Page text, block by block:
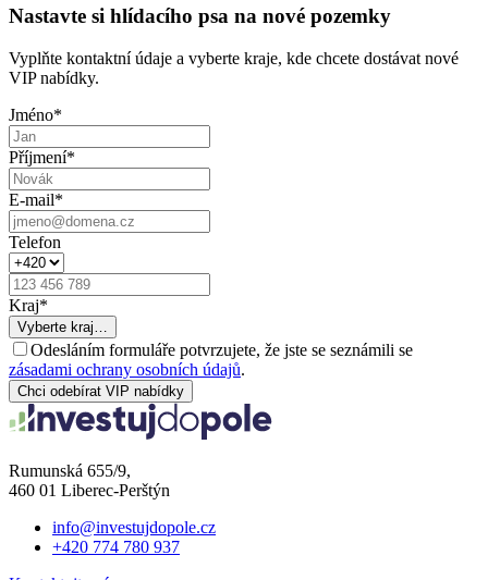
Nastavte si hlídacího psa na nové pozemky
Vyplňte kontaktní údaje a vyberte kraje, kde chcete dostávat nové
VIP nabídky.
Jméno*
Příjmení*
E-mail*
Telefon
Kraj*
Vyberte kraj…
Odesláním formuláře potvrzujete, že jste se seznámili se
zásadami ochrany osobních údajů.
Chci odebírat VIP nabídky
Rumunská 655/9,
460 01 Liberec-Perštýn
info@investujdopole.cz
+420 774 780 937